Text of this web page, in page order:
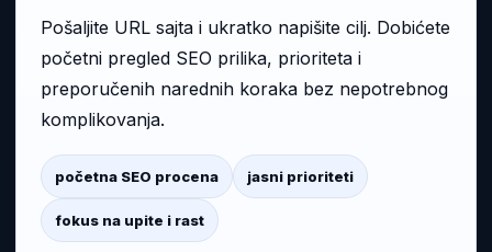
Pošaljite URL sajta i ukratko napišite cilj. Dobićete
početni pregled SEO prilika, prioriteta i
preporučenih narednih koraka bez nepotrebnog
komplikovanja.
početna SEO procena jasni prioriteti
fokus na upite i rast